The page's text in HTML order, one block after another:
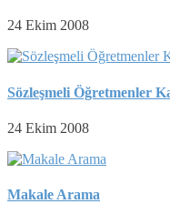
24 Ekim 2008
Sözleşmeli Öğretmenler
24 Ekim 2008
Makale Arama